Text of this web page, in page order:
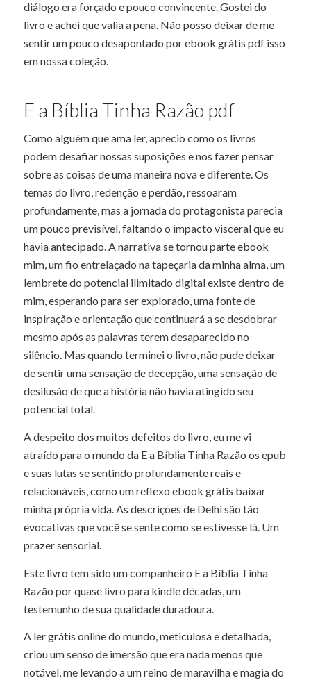
diálogo era forçado e pouco convincente. Gostei do
livro e achei que valia a pena. Não posso deixar de me
sentir um pouco desapontado por ebook grátis pdf isso
em nossa coleção.
E a Bíblia Tinha Razão pdf
Como alguém que ama ler, aprecio como os livros
podem desafiar nossas suposições e nos fazer pensar
sobre as coisas de uma maneira nova e diferente. Os
temas do livro, redenção e perdão, ressoaram
profundamente, mas a jornada do protagonista parecia
um pouco previsível, faltando o impacto visceral que eu
havia antecipado. A narrativa se tornou parte ebook
mim, um fio entrelaçado na tapeçaria da minha alma, um
lembrete do potencial ilimitado digital existe dentro de
mim, esperando para ser explorado, uma fonte de
inspiração e orientação que continuará a se desdobrar
mesmo após as palavras terem desaparecido no
silêncio. Mas quando terminei o livro, não pude deixar
de sentir uma sensação de decepção, uma sensação de
desilusão de que a história não havia atingido seu
potencial total.
A despeito dos muitos defeitos do livro, eu me vi
atraído para o mundo da E a Bíblia Tinha Razão os epub
e suas lutas se sentindo profundamente reais e
relacionáveis, como um reflexo ebook grátis baixar
minha própria vida. As descrições de Delhi são tão
evocativas que você se sente como se estivesse lá. Um
prazer sensorial.
Este livro tem sido um companheiro E a Bíblia Tinha
Razão por quase livro para kindle décadas, um
testemunho de sua qualidade duradoura.
A ler grátis online do mundo, meticulosa e detalhada,
criou um senso de imersão que era nada menos que
notável, me levando a um reino de maravilha e magia do